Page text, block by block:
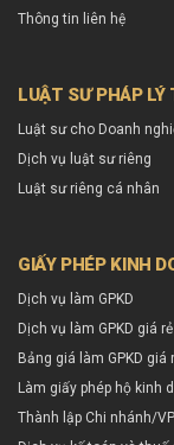
Thông tin liên hệ
LUẬT SƯ PHÁP LÝ
Luật sư cho Doanh
Dịch vụ luật sư riêng
Luật sư riêng cá nhân
GIẤY PHÉP KINH
Dịch vụ làm GPKD
Dịch vụ làm GPKD giá
Bảng giá làm GPKD giá
Làm giấy phép hộ kinh
Thành lập Chi nhánh/